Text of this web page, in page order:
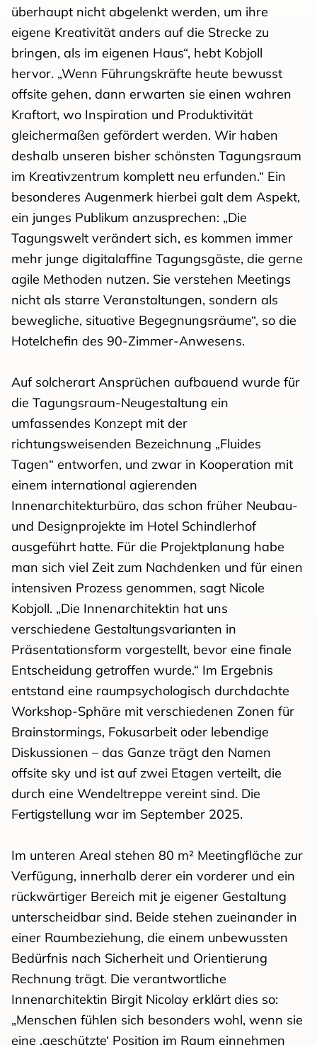
überhaupt nicht abgelenkt werden, um ihre
eigene Kreativität anders auf die Strecke zu
bringen, als im eigenen Haus“, hebt Kobjoll
hervor. „Wenn Führungskräfte heute bewusst
offsite gehen, dann erwarten sie einen wahren
Kraftort, wo Inspiration und Produktivität
gleichermaßen gefördert werden. Wir haben
deshalb unseren bisher schönsten Tagungsraum
im Kreativzentrum komplett neu erfunden.“ Ein
besonderes Augenmerk hierbei galt dem Aspekt,
ein junges Publikum anzusprechen: „Die
Tagungswelt verändert sich, es kommen immer
mehr junge digitalaffine Tagungsgäste, die gerne
agile Methoden nutzen. Sie verstehen Meetings
nicht als starre Veranstaltungen, sondern als
bewegliche, situative Begegnungsräume“, so die
Hotelchefin des 90-Zimmer-Anwesens.
Auf solcherart Ansprüchen aufbauend wurde für
die Tagungsraum-Neugestaltung ein
umfassendes Konzept mit der
richtungsweisenden Bezeichnung „Fluides
Tagen“ entworfen, und zwar in Kooperation mit
einem international agierenden
Innenarchitekturbüro, das schon früher Neubau-
und Designprojekte im Hotel Schindlerhof
ausgeführt hatte. Für die Projektplanung habe
man sich viel Zeit zum Nachdenken und für einen
intensiven Prozess genommen, sagt Nicole
Kobjoll. „Die Innenarchitektin hat uns
verschiedene Gestaltungsvarianten in
Präsentationsform vorgestellt, bevor eine finale
Entscheidung getroffen wurde.“ Im Ergebnis
entstand eine raumpsychologisch durchdachte
Workshop-Sphäre mit verschiedenen Zonen für
Brainstormings, Fokusarbeit oder lebendige
Diskussionen – das Ganze trägt den Namen
offsite sky und ist auf zwei Etagen verteilt, die
durch eine Wendeltreppe vereint sind. Die
Fertigstellung war im September 2025.
Im unteren Areal stehen 80 m² Meetingfläche zur
Verfügung, innerhalb derer ein vorderer und ein
rückwärtiger Bereich mit je eigener Gestaltung
unterscheidbar sind. Beide stehen zueinander in
einer Raumbeziehung, die einem unbewussten
Bedürfnis nach Sicherheit und Orientierung
Rechnung trägt. Die verantwortliche
Innenarchitektin Birgit Nicolay erklärt dies so:
„Menschen fühlen sich besonders wohl, wenn sie
eine ‚geschützte‘ Position im Raum einnehmen